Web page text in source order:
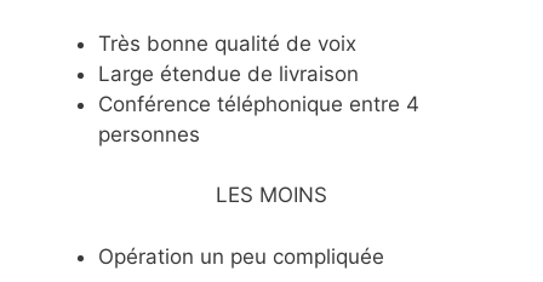
​Très bonne qualité de voix
​Large étendue de livraison
​Conférence téléphonique entre 4
personnes
LES MOINS
​Opération un peu compliquée